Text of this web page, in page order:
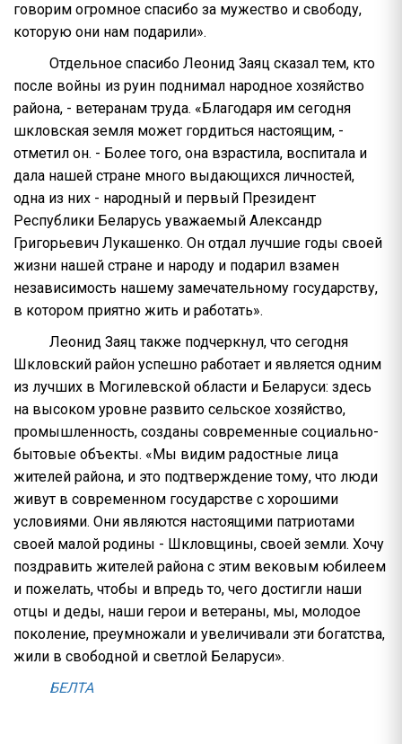
говорим огромное спасибо за мужество и свободу,
которую они нам подарили».
Отдельное спасибо Леонид Заяц сказал тем, кто
после войны из руин поднимал народное хозяйство
района, - ветеранам труда. «Благодаря им сегодня
шкловская земля может гордиться настоящим, -
отметил он. - Более того, она взрастила, воспитала и
дала нашей стране много выдающихся личностей,
одна из них - народный и первый Президент
Республики Беларусь уважаемый Александр
Григорьевич Лукашенко. Он отдал лучшие годы своей
жизни нашей стране и народу и подарил взамен
независимость нашему замечательному государству,
в котором приятно жить и работать».
Леонид Заяц также подчеркнул, что сегодня
Шкловский район успешно работает и является одним
из лучших в Могилевской области и Беларуси: здесь
на высоком уровне развито сельское хозяйство,
промышленность, созданы современные социально-
бытовые объекты. «Мы видим радостные лица
жителей района, и это подтверждение тому, что люди
живут в современном государстве с хорошими
условиями. Они являются настоящими патриотами
своей малой родины - Шкловщины, своей земли. Хочу
поздравить жителей района с этим вековым юбилеем
и пожелать, чтобы и впредь то, чего достигли наши
отцы и деды, наши герои и ветераны, мы, молодое
поколение, преумножали и увеличивали эти богатства,
жили в свободной и светлой Беларуси».
БЕЛТА